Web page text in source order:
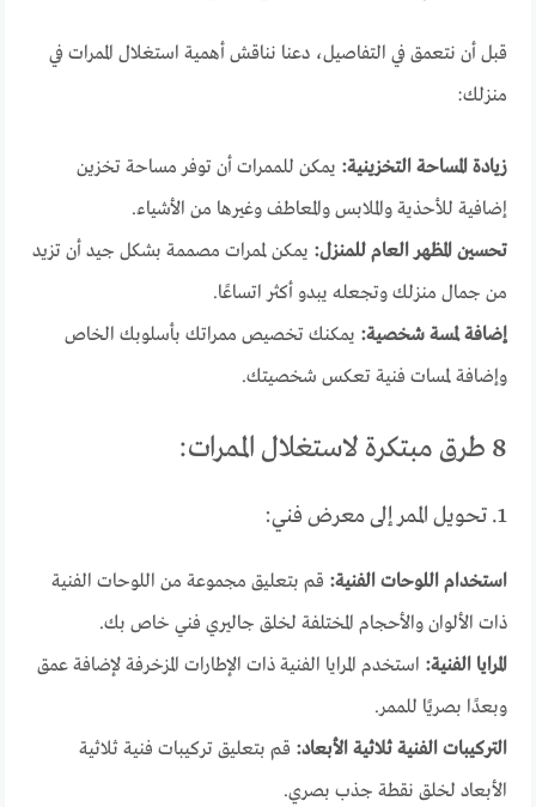
قبل أن نتعمق في التفاصيل، دعنا نناقش أهمية استغلال الممرات في
منزلك:
زيادة المساحة التخزينية: يمكن للممرات أن توفر مساحة تخزين
إضافية للأحذية والملابس والمعاطف وغيرها من الأشياء.
تحسين المظهر العام للمنزل: يمكن لممرات مصممة بشكل جيد أن تزيد
من جمال منزلك وتجعله يبدو أكثر اتساعًا.
إضافة لمسة شخصية: يمكنك تخصيص ممراتك بأسلوبك الخاص
وإضافة لمسات فنية تعكس شخصيتك.
8 طرق مبتكرة لاستغلال الممرات:
1. تحويل الممر إلى معرض فني:
استخدام اللوحات الفنية: قم بتعليق مجموعة من اللوحات الفنية
ذات الألوان والأحجام المختلفة لخلق جاليري فني خاص بك.
المرايا الفنية: استخدم المرايا الفنية ذات الإطارات المزخرفة لإضافة عمق
وبعدًا بصريًا للممر.
التركيبات الفنية ثلاثية الأبعاد: قم بتعليق تركيبات فنية ثلاثية
الأبعاد لخلق نقطة جذب بصري.